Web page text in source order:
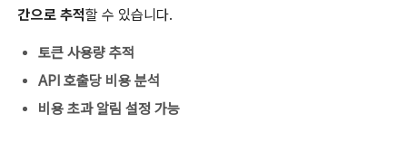
간으로 추적할 수 있습니다.
토큰 사용량 추적
API 호출당 비용 분석
비용 초과 알림 설정 가능